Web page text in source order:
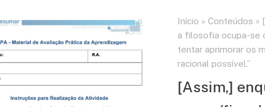
Início » Conteúdos »
a filosofia ocupa-se
tentar aprimorar os
racional possível.”
[Assim,]